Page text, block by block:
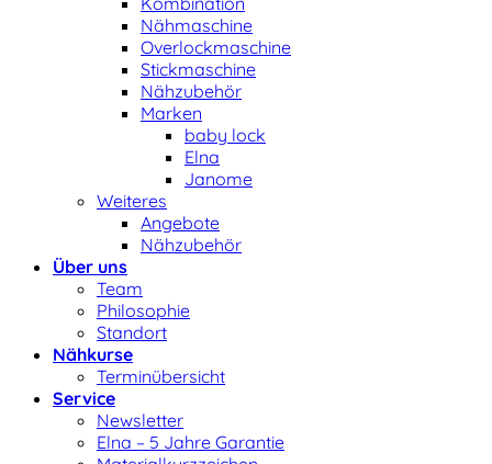
Nähmaschine
Overlockmaschine
Stickmaschine
Nähzubehör
Marken
baby lock
Elna
Janome
Weiteres
Angebote
Nähzubehör
Über uns
Team
Philosophie
Standort
Nähkurse
Terminübersicht
Service
Newsletter
Elna – 5 Jahre Garantie